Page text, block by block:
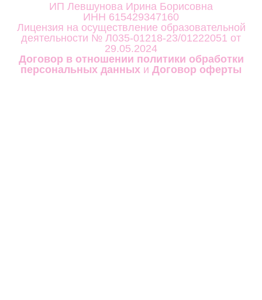
ИП Левшунова Ирина Борисовна
ИНН 615429347160
Лицензия на осуществление образовательной
деятельности № Л035-01218-23/01222051 от
29.05.2024
Договор в отношении политики обработки
персональных данных и Договор оферты